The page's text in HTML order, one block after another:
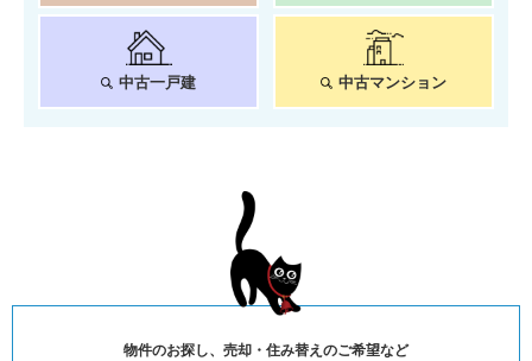
中古一戸建 中古マンション
物件のお探し、売却・住み替えのご希望など